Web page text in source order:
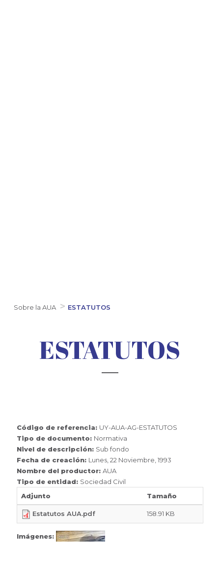
Sobre la AUA ESTATUTOS
ESTATUTOS
Código de referencia: UY-AUA-AG-ESTATUTOS
Tipo de documento: Normativa
Nivel de descripción: Sub fondo
Fecha de creación: Lunes, 22 Noviembre, 1993
Nombre del productor:AUA
Tipo de entidad: Sociedad Civil
Adjunto
Tamaño
Estatutos AUA.pdf 158.91 KB
Imágenes: